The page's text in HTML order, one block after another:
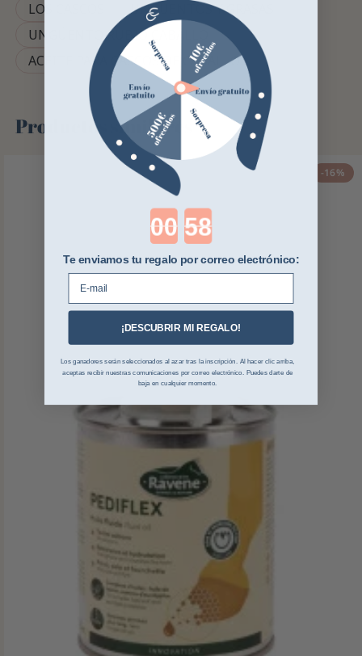
LOS CASCOS
UNGÜENTOS Y GRASAS
UNGÜENTO RUBIO CABALLO
ACEITE PARA CASCOS DE CABALLO
Productos similares
-16%
Countdown ends in:
Te enviamos tu regalo por correo electrónico:
¡DESCUBRIR MI REGALO!
Los ganadores serán seleccionados al azar tras la inscripción. Al hacer clic arriba,
aceptas recibir nuestras comunicaciones por correo electrónico. Puedes darte de
baja en cualquier momento.